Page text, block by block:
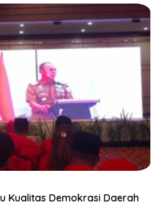
Kualitas Demokrasi Daerah